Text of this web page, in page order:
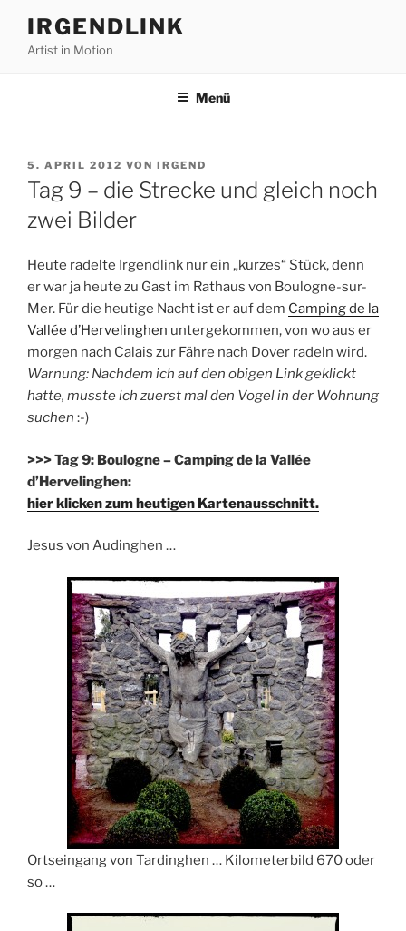
Inhalt
springen
IRGENDLINK
Artist in Motion
Menü
VERÖFFENTLICHT
AM
5. APRIL 2012 VON IRGEND
Tag 9 – die Strecke und gleich noch
zwei Bilder
Heute radelte Irgendlink nur ein „kurzes“ Stück, denn
er war ja heute zu Gast im Rathaus von Boulogne-sur-
Mer. Für die heutige Nacht ist er auf dem Camping de la
Vallée d’Hervelinghen untergekommen, von wo aus er
morgen nach Calais zur Fähre nach Dover radeln wird.
Warnung: Nachdem ich auf den obigen Link geklickt
hatte, musste ich zuerst mal den Vogel in der Wohnung
suchen :-)
>>> Tag 9: Boulogne – Camping de la Vallée
d’Hervelinghen:
hier klicken zum heutigen Kartenausschnitt.
Jesus von Audinghen …
Ortseingang von Tardinghen … Kilometerbild 670 oder
so …